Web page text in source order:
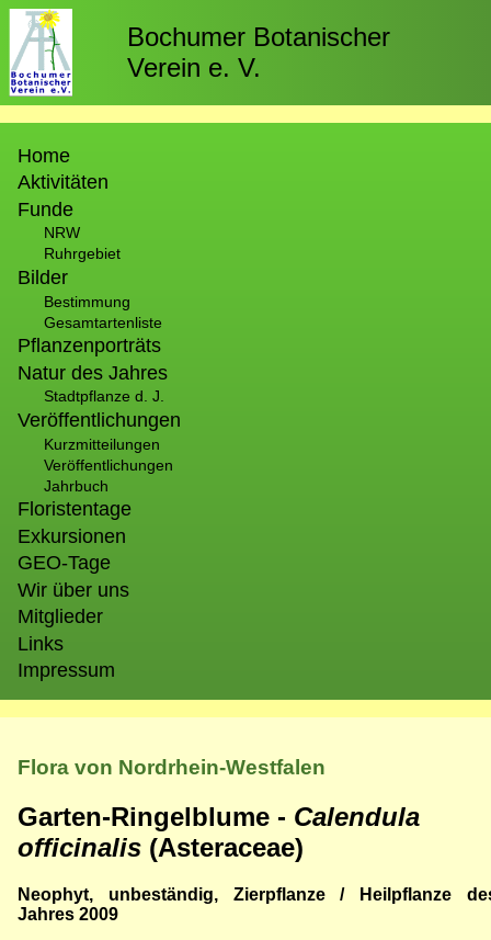
Direkt
zum
Inhalt
Bochumer Botanischer
Verein e. V.
Home
Aktivitäten
Funde
NRW
Ruhrgebiet
Bilder
Bestimmung
Gesamtartenliste
Pflanzenporträts
Natur des Jahres
Stadtpflanze d. J.
Veröffentlichungen
Kurzmitteilungen
Veröffentlichungen
Jahrbuch
Floristentage
Exkursionen
GEO-Tage
Wir über uns
Mitglieder
Links
Impressum
Flora von Nordrhein-Westfalen
Garten-Ringelblume - Calendula
officinalis (Asteraceae)
Neophyt, unbeständig, Zierpflanze / Heilpflanze
Jahres 2009